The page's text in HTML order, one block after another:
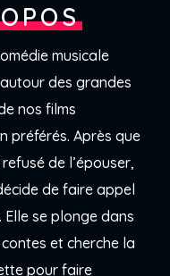
musicale
des grandes
nos films
préférés. Après que
de l’épouser,
de faire appel
Elle se plonge dans
et cherche la
pour faire